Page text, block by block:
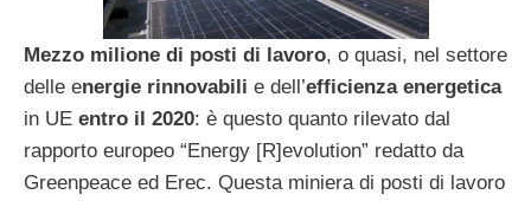
Mezzo milione di posti di lavoro, o quasi, nel settore
delle energie rinnovabili e dell’efficienza energetica
in UE entro il 2020: è questo quanto rilevato dal
rapporto europeo “Energy [R]evolution” redatto da
Greenpeace ed Erec. Questa miniera di posti di lavoro